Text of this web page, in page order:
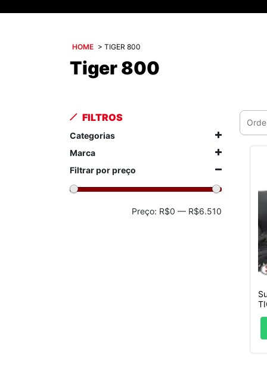
HOME > TIGER 800
Tiger 800
FILTROS
Categorias
Marca
Filtrar por preço
Preço: R$0 — R$6.510